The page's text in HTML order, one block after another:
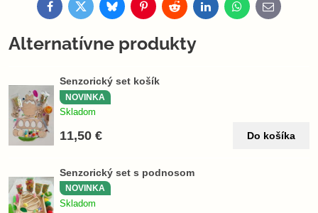
FacebookTwitterBlueskyPinterestRedditLinkedInWhatsApp
E-
mail
Alternatívne produkty
Senzorický set košík
NOVINKA
Skladom
11,50 € Do košíka
Senzorický set s podnosom
NOVINKA
Skladom